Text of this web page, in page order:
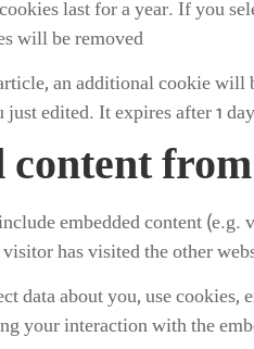
last for a year. If you
will be removed.
an additional cookie will
edited. It expires after 1 day.
content
embedded content (e.g.
has visited the other
data about you, use
your interaction with the